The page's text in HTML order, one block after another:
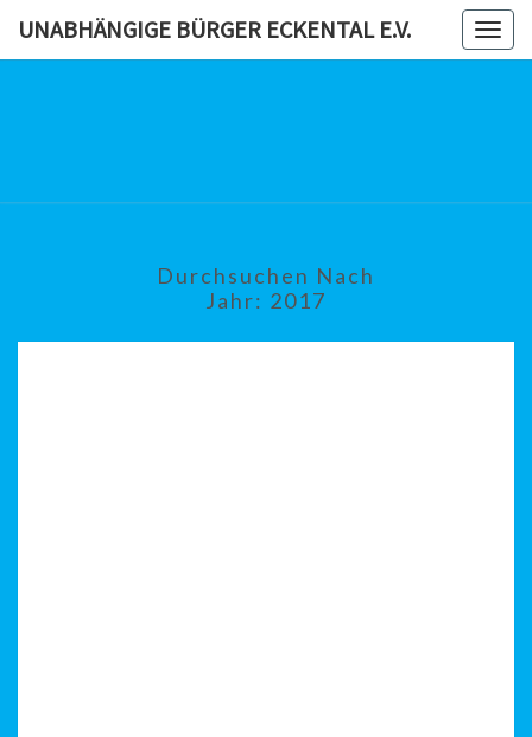
UNABHÄNGIGE BÜRGER ECKENTAL E.V.
Durchsuchen Nach
Jahr: 2017